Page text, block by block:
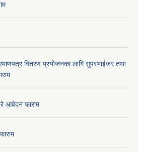
वितरण प्रयोजनका लागि सुपरभाईजर तथा
आवेदन फाराम